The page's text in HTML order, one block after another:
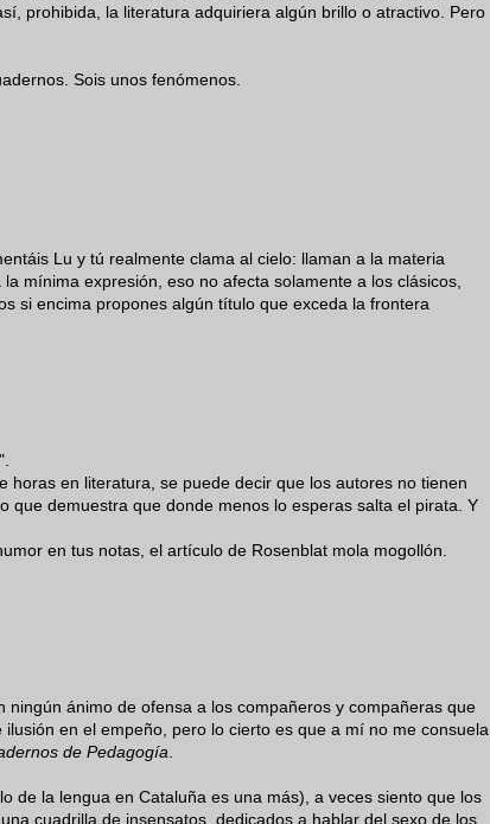
prohibida, la literatura adquiriera algún brillo o atractivo. Pero
Sois unos fenómenos.
Lu y tú realmente clama al cielo: llaman a la materia
mínima expresión, eso no afecta solamente a los clásicos,
si encima propones algún título que exceda la frontera
horas en literatura, se puede decir que los autores no tienen
que demuestra que donde menos lo esperas salta el pirata. Y
en tus notas, el artículo de Rosenblat mola mogollón.
ningún ánimo de ofensa a los compañeros y compañeras que
en el empeño, pero lo cierto es que a mí no me consuela
de Pedagogía
de la lengua en Cataluña es una más), a veces siento que los
cuadrilla de insensatos, dedicados a hablar del sexo de los